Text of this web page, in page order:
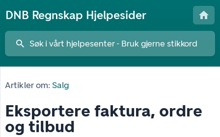
DNB Regnskap Hjelpesider
Artikler om: Salg
Eksportere faktura, ordre
og tilbud